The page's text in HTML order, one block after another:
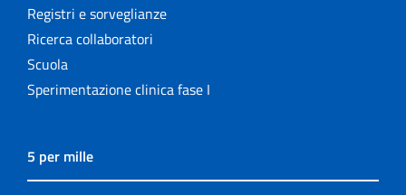
Registri e sorveglianze
Ricerca collaboratori
Scuola
Sperimentazione clinica fase I
5 per mille